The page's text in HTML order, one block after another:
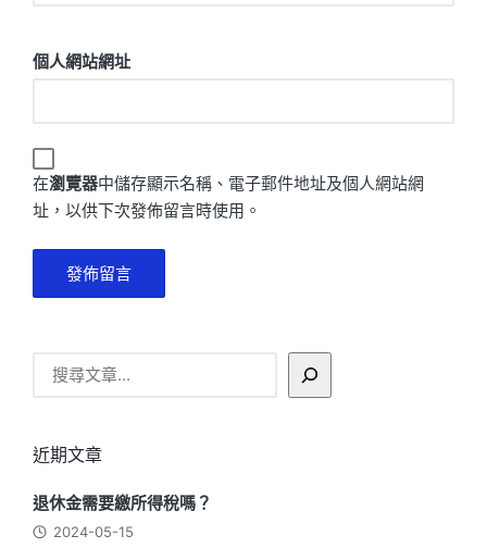
個人網站網址
在瀏覽器中儲存顯示名稱、電子郵件地址及個人網站網
址，以供下次發佈留言時使用。
近期文章
退休金需要繳所得稅嗎？
2024-05-15